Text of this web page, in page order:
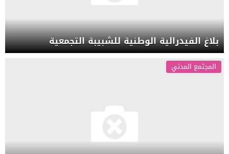
بلاغ الفيدرالية الوطنية للشبيبة التجمعية
المجتمع المدني